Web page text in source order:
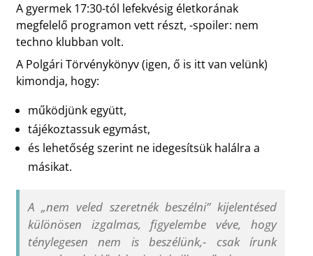
A gyermek 17:30-tól lefekvésig életkorának
megfelelő programon vett részt, -spoiler: nem
techno klubban volt.
A Polgári Törvénykönyv (igen, ő is itt van velünk)
kimondja, hogy:
működjünk együtt,
tájékoztassuk egymást,
és lehetőség szerint ne idegesítsük halálra a
másikat.
A „nem veled szeretnék beszélni” kijelentésed
különösen izgalmas, figyelembe véve, hogy
ténylegesen nem is beszélünk,- csak írunk